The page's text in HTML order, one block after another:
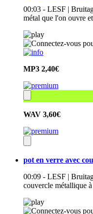
00:03 - LESF |
métal que l'on ouvre
MP3 2,40€
WAV 3,60€
pot en verre avec
00:09 - LESF |
couvercle métallique